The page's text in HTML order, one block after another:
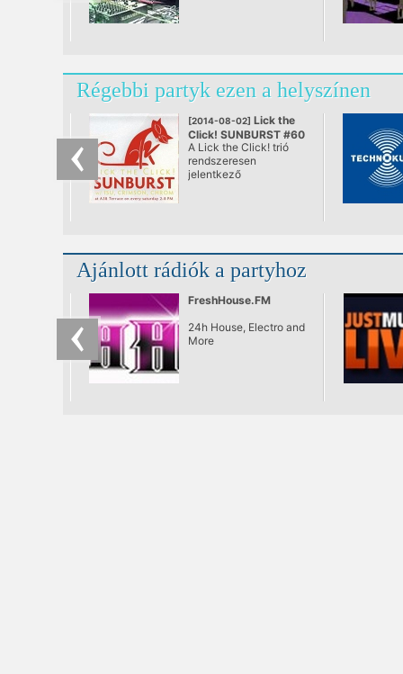
Régebbi partyk ezen a helyszínen
[2014-08-02] Lick the
Click! SUNBURST #60
@ A38, Budapest
A Lick the Click! trió
rendszeresen
jelentkező
se nem before. Ebéd
utáni lazulás a Dunán.
Bólogatós,
kézfelrakós,
remek italok egészen
naplementéig.
Ajánlott rádiók a partyhoz
FreshHouse.FM
24h House, Electro and
More